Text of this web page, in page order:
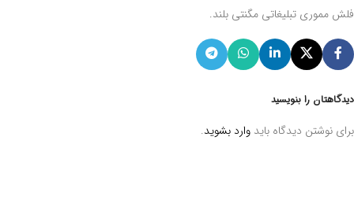
فلش مموری تبلیغاتی مگنتی بلند.
دیدگاهتان را بنویسید
برای نوشتن دیدگاه باید وارد بشوید.